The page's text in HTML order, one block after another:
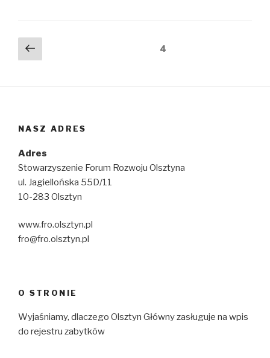
Stronicowanie
wpisów
Poprzednia
strona
4
NASZ ADRES
Adres
Stowarzyszenie Forum Rozwoju Olsztyna
ul. Jagiellońska 55D/11
10-283 Olsztyn
www.fro.olsztyn.pl
fro@fro.olsztyn.pl
O STRONIE
Wyjaśniamy, dlaczego Olsztyn Główny zasługuje na wpis
do rejestru zabytków